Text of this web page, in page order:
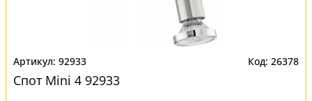
92933 26378
Спот Mini 4 92933